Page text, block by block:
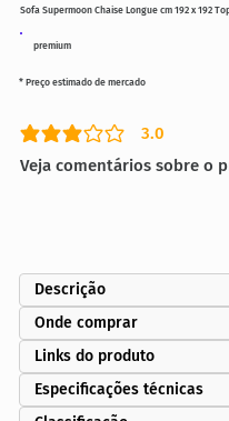
premium
Sofa Supermoon Chaise Longue cm 192 x 192
3.0
classificação média é 3 de 5
Veja comentários sobre o
* Preço estimado de mercado
Descrição
Onde comprar
Links do produto
Especificações técnicas